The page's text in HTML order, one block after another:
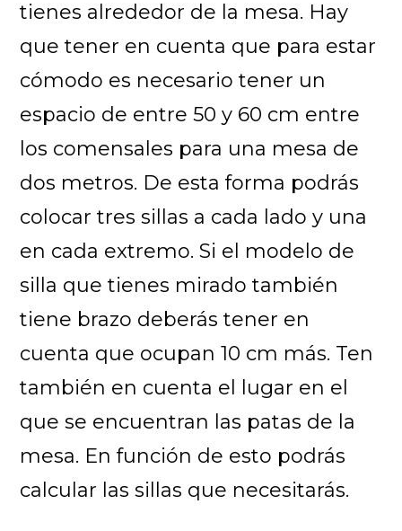
tienes alrededor de la mesa. Hay
que tener en cuenta que para estar
cómodo es necesario tener un
espacio de entre 50 y 60 cm entre
los comensales para una mesa de
dos metros. De esta forma podrás
colocar tres sillas a cada lado y una
en cada extremo. Si el modelo de
silla que tienes mirado también
tiene brazo deberás tener en
cuenta que ocupan 10 cm más. Ten
también en cuenta el lugar en el
que se encuentran las patas de la
mesa. En función de esto podrás
calcular las sillas que necesitarás.